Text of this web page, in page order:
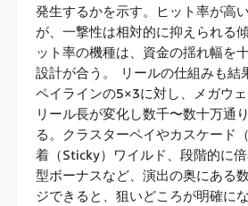
発生するかを示す。ヒット率が高
が、一撃性は相対的に抑えられる
ット率の機種は、資金の揺れ幅を
設計が合う。 リールの仕組みも結
ペイラインの5×3に対し、メガウ
リール長が変化し数千〜数十万通
る。クラスターペイやカスケード
着（Sticky）ワイルド、段階的に
型ボーナスなど、演出の奥にある
ジできると、狙いどころが明確に